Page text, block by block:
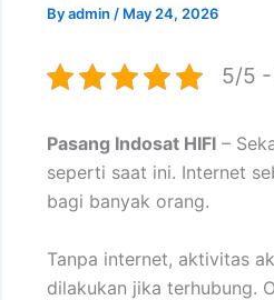
Byadmin / May 24, 2026
5/5
Pasang Indosat HIFI –
seperti saat ini. Internet
bagi banyak orang.
Tanpa internet, aktivitas
dilakukan jika terhubung.